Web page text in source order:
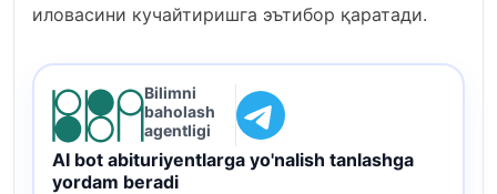
иловасини кучайтиришга эътибор қаратади.
Bilimni
baholash
agentligi
AI bot abituriyentlarga yo'nalish tanlashga
yordam beradi